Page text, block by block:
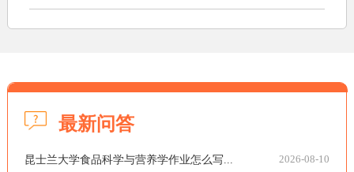
最新问答
昆士兰大学食品科学与营养学作业怎么写... 2026-08-10